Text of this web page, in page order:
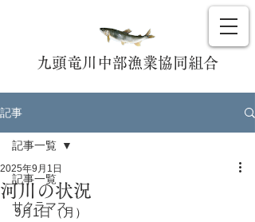
九頭竜川中部漁業協同組合
記事
記事一覧
サクラマス
記事一覧
河川の状況
2025年9月1日
9月1日（月）